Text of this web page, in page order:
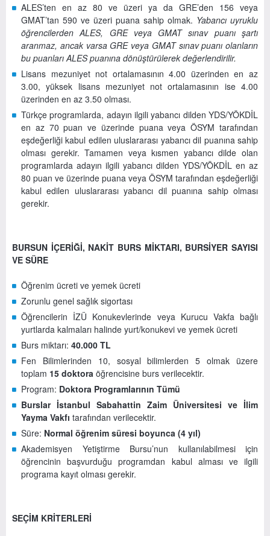
ALES’ten en az 80 ve üzeri ya da GRE’den 156 veya
GMAT’tan 590 ve üzeri puana sahip olmak. Yabancı uyruklu
öğrencilerden ALES, GRE veya GMAT sınav puanı şartı
aranmaz, ancak varsa GRE veya GMAT sınav puanı olanların
bu puanları ALES puanına dönüştürülerek değerlendirilir.
Lisans mezuniyet not ortalamasının 4.00 üzerinden en az
3.00, yüksek lisans mezuniyet not ortalamasının ise 4.00
üzerinden en az 3.50 olması.
Türkçe programlarda, adayın ilgili yabancı dilden YDS/YÖKDİL
en az 70 puan ve üzerinde puana veya ÖSYM tarafından
eşdeğerliği kabul edilen uluslararası yabancı dil puanına sahip
olması gerekir. Tamamen veya kısmen yabancı dilde olan
programlarda adayın ilgili yabancı dilden YDS/YÖKDİL en az
80 puan ve üzerinde puana veya ÖSYM tarafından eşdeğerliği
kabul edilen uluslararası yabancı dil puanına sahip olması
gerekir.
BURSUN İÇERİĞİ, NAKİT BURS MİKTARI, BURSİYER SAYISI
VE SÜRE
Öğrenim ücreti ve yemek ücreti
Zorunlu genel sağlık sigortası
Öğrencilerin İZÜ Konukevlerinde veya Kurucu Vakfa bağlı
yurtlarda kalmaları halinde yurt/konukevi ve yemek ücreti
Burs miktarı: 40.000 TL
Fen Bilimlerinden 10, sosyal bilimlerden 5 olmak üzere
toplam 15 doktora öğrencisine burs verilecektir.
Program: Doktora Programlarının Tümü
Burslar İstanbul Sabahattin Zaim Üniversitesi ve İlim
Yayma Vakfı tarafından verilecektir.
Süre: Normal öğrenim süresi boyunca (4 yıl)
Akademisyen Yetiştirme Bursu’nun kullanılabilmesi için
öğrencinin başvurduğu programdan kabul alması ve ilgili
programa kayıt olması gerekir.
SEÇİM KRİTERLERİ